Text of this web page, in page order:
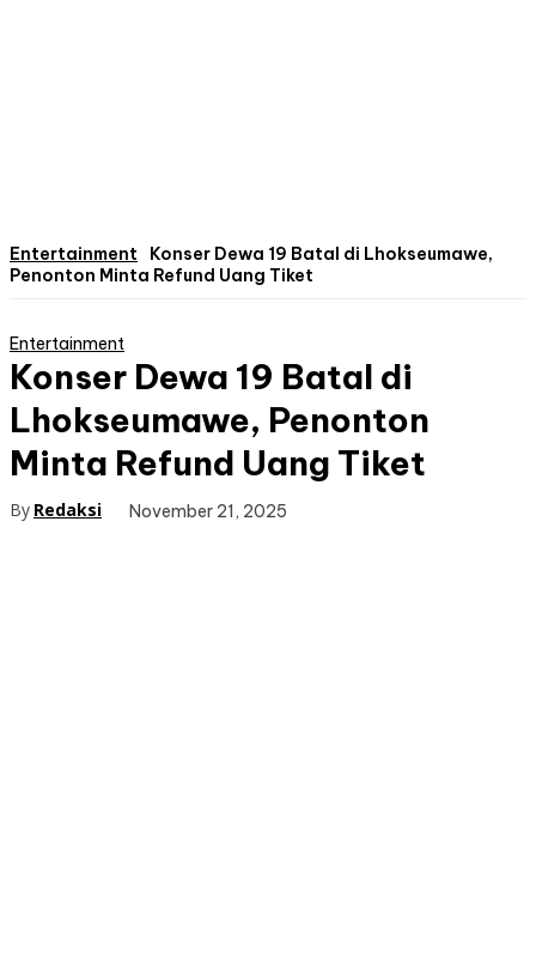
Entertainment
Konser Dewa 19 Batal di Lhokseumawe,
Penonton Minta Refund Uang Tiket
Entertainment
Konser Dewa 19 Batal di
Lhokseumawe, Penonton
Minta Refund Uang Tiket
By Redaksi November 21, 2025